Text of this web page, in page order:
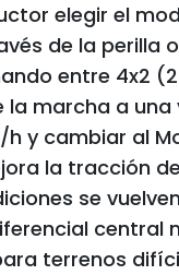
elegir el
de la perilla
entre 4x2
la marcha a
h y cambiar al
la tracción
se
central
terrenos